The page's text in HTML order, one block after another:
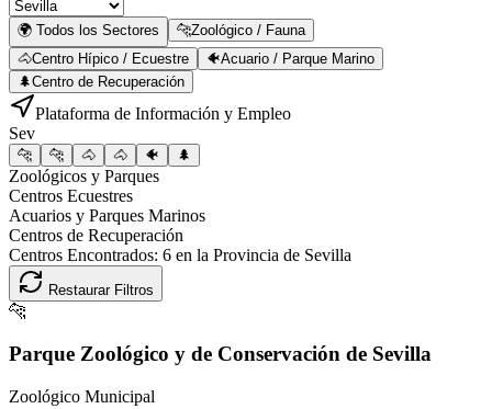
🌍 Todos los Sectores 🐆Zoológico / Fauna
🐴Centro Hípico / Ecuestre 🐠Acuario / Parque Marino
🌲Centro de Recuperación
Plataforma de Información y Empleo
Sev
🐆 🐆 🐴 🐴 🐠 🌲
Zoológicos y Parques
Centros Ecuestres
Acuarios y Parques Marinos
Centros de Recuperación
Centros Encontrados: 6 en la Provincia de Sevilla
Restaurar Filtros
🐆
Parque Zoológico y de Conservación de Sevilla
Zoológico Municipal